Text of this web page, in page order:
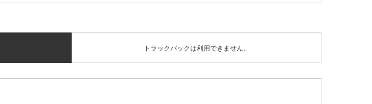
トラックバックは利用できません。